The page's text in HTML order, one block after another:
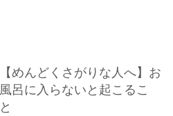
【めんどくさがりな人へ】お
風呂に入らないと起こるこ
と